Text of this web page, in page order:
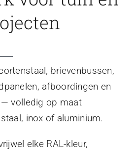
brievenbussen,
afboordingen en
volledig op maat
inox of aluminium.
elke RAL-kleur,